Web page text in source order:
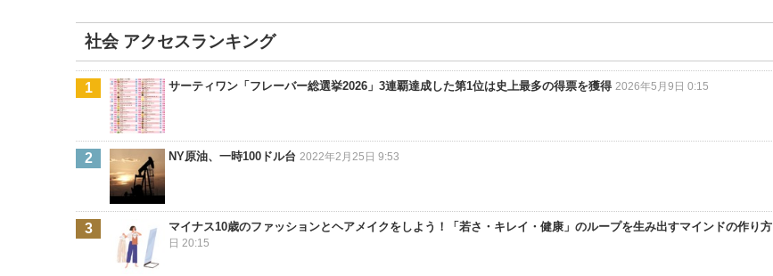
社会 アクセスランキング
サーティワン「フレーバー総選挙2026」3連覇達成した第1位は史上最多の得票を獲得 2026年5月9日 0:15
NY原油、一時100ドル台 2022年2月25日 9:53
マイナス10歳のファッションとヘアメイクをしよう！「若さ・キレイ・健康」のループを生み出すマインドの作り方
日 20:15